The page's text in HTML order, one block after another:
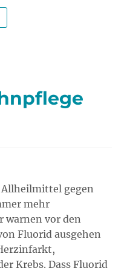
gegen
mehr
warnen vor den
Fluorid ausgehen
Krebs. Dass Fluorid